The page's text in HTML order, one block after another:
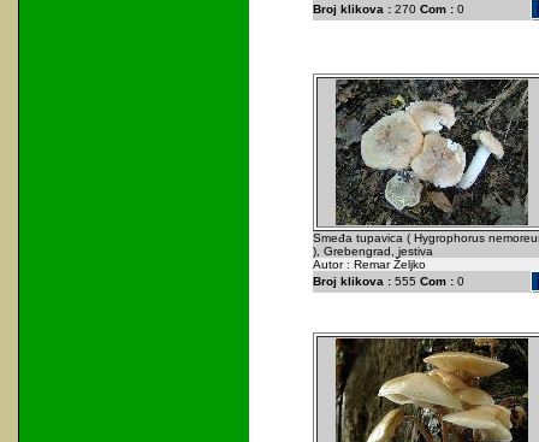
Broj klikova :270 Com :0
Smeđa tupavica ( Hygrophorus
), Grebengrad, jestiva
Autor : Remar Željko
Broj klikova :555 Com :0